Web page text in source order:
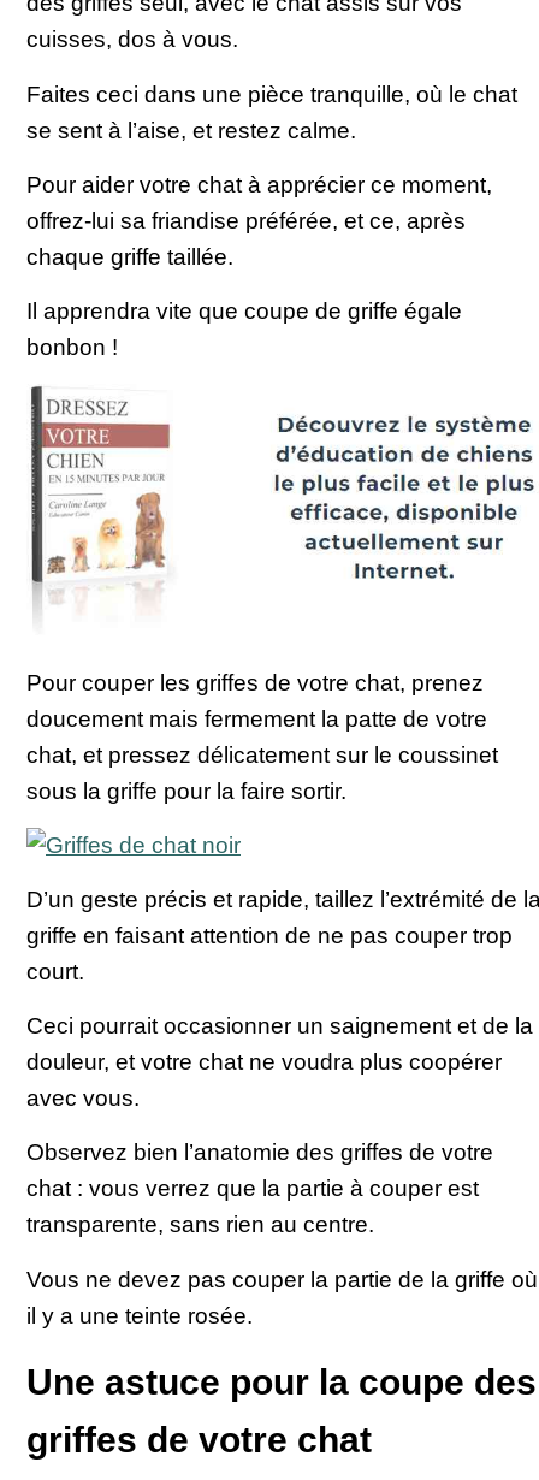
cuisses, dos à vous.
Faites ceci dans une pièce tranquille, où le chat
se sent à l’aise, et restez calme.
Pour aider votre chat à apprécier ce moment,
offrez-lui sa friandise préférée, et ce, après
chaque griffe taillée.
Il apprendra vite que coupe de griffe égale
bonbon !
Pour couper les griffes de votre chat, prenez
doucement mais fermement la patte de votre
chat, et pressez délicatement sur le coussinet
sous la griffe pour la faire sortir.
D’un geste précis et rapide, taillez l’extrémité de
griffe en faisant attention de ne pas couper trop
court.
Ceci pourrait occasionner un saignement et de la
douleur, et votre chat ne voudra plus coopérer
avec vous.
Observez bien l’anatomie des griffes de votre
chat : vous verrez que la partie à couper est
transparente, sans rien au centre.
Vous ne devez pas couper la partie de la griffe où
il y a une teinte rosée.
Une astuce pour la coupe des
griffes de votre chat